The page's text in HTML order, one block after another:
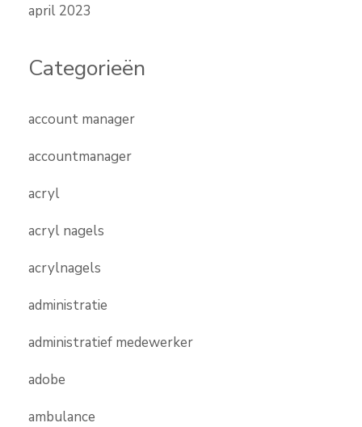
april 2023
Categorieën
account manager
accountmanager
acryl
acryl nagels
acrylnagels
administratie
administratief medewerker
adobe
ambulance